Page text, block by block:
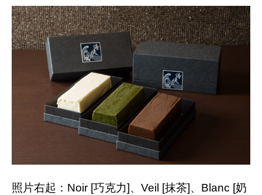
照片右起：Noir [巧克力]、Veil [抹茶]、Blanc [奶